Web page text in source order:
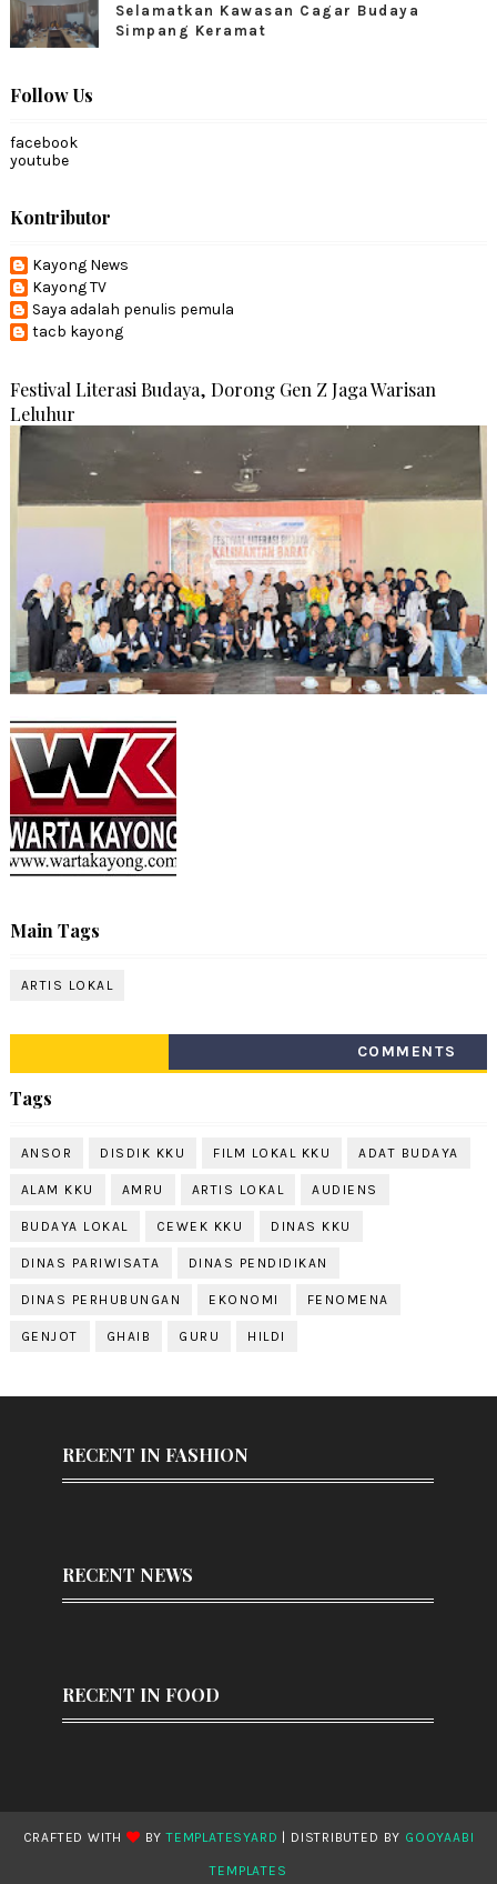
Selamatkan Kawasan Cagar Budaya
Simpang Keramat
Follow Us
facebook
youtube
Kontributor
Kayong News
Kayong TV
Saya adalah penulis pemula
tacb kayong
Festival Literasi Budaya, Dorong Gen Z Jaga Warisan
Leluhur
Main Tags
ARTIS LOKAL
COMMENTS
Tags
ANSOR DISDIK KKU FILM LOKAL KKU ADAT BUDAYA
ALAM KKU AMRU ARTIS LOKAL AUDIENS
BUDAYA LOKAL CEWEK KKU DINAS KKU
DINAS PARIWISATA DINAS PENDIDIKAN
DINAS PERHUBUNGAN EKONOMI FENOMENA
GENJOT GHAIB GURU HILDI
RECENT IN FASHION
RECENT NEWS
RECENT IN FOOD
CRAFTED WITH BYTEMPLATESYARD | DISTRIBUTED BY GOOYAABI
TEMPLATES